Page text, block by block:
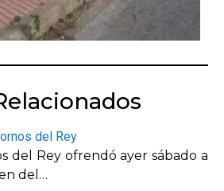
del Rey
del Rey ofrendó ayer sábado a
del…